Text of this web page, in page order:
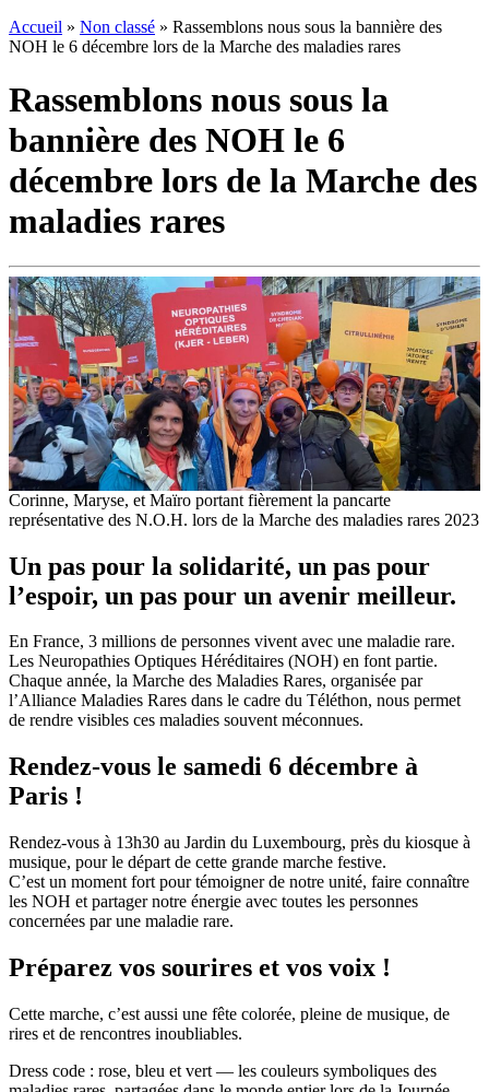
Accueil » Non classé » Rassemblons nous sous la bannière des
NOH le 6 décembre lors de la Marche des maladies rares
Rassemblons nous sous la
bannière des NOH le 6
décembre lors de la Marche des
maladies rares
Corinne, Maryse, et Maïro portant fièrement la pancarte
représentative des N.O.H. lors de la Marche des maladies rares 2023
Un pas pour la solidarité, un pas pour
l’espoir, un pas pour un avenir meilleur.
En France, 3 millions de personnes vivent avec une maladie rare.
Les Neuropathies Optiques Héréditaires (NOH) en font partie.
Chaque année, la Marche des Maladies Rares, organisée par
l’Alliance Maladies Rares dans le cadre du Téléthon, nous permet
de rendre visibles ces maladies souvent méconnues.
Rendez-vous le samedi 6 décembre à
Paris !
Rendez-vous à 13h30 au Jardin du Luxembourg, près du kiosque à
musique, pour le départ de cette grande marche festive.
C’est un moment fort pour témoigner de notre unité, faire connaître
les NOH et partager notre énergie avec toutes les personnes
concernées par une maladie rare.
Préparez vos sourires et vos voix !
Cette marche, c’est aussi une fête colorée, pleine de musique, de
rires et de rencontres inoubliables.
Dress code : rose, bleu et vert — les couleurs symboliques des